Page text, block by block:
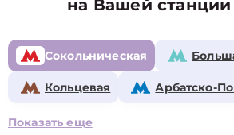
на Вашей
Сокольническая
Кольцевая Арбатско-
Показать еще